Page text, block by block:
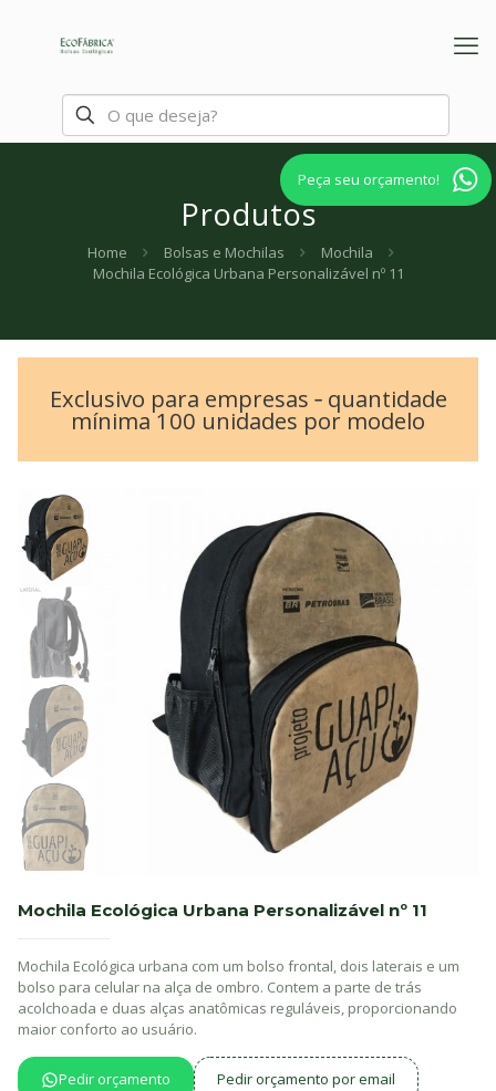
Produtos
Peça seu orçamento!
Home Bolsas e Mochilas
Mochila
Mochila Ecológica Urbana Personalizável nº 11
Exclusivo para empresas ‐ quantidade
mínima 100 unidades por modelo
Mochila Ecológica Urbana Personalizável nº 11
Mochila Ecológica urbana com um bolso frontal, dois laterais e um
bolso para celular na alça de ombro. Contem a parte de trás
acolchoada e duas alças anatômicas reguláveis, proporcionando
maior conforto ao usuário.
Pedir orçamento Pedir orçamento por email